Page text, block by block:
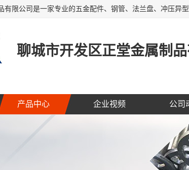
聊城市开发区正堂金属制
产品中心 企业视频 公司